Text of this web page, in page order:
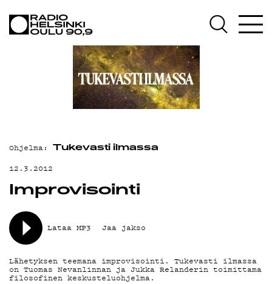
AJANKOHTAISTA
OHJELMAT
TEKIJÄT
ON-DEMAND
MAINOSTA
YHTEYSTIEDOT
G LIVELAB
YSTÄVÄKLUBI
TIETOSUOJA
Ohjelma: Tukevasti ilmassa
12.3.2012
Improvisointi
Lataa MP3 Jaa jakso
Lähetyksen teemana improvisointi. Tukevasti ilmassa
on Tuomas Nevanlinnan ja Jukka Relanderin toimittama
filosofinen keskusteluohjelma.